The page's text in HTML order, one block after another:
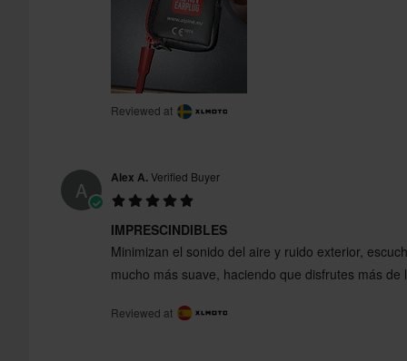
Reviewed at
A Alex A.Verified Buyer
IMPRESCINDIBLES
Minimizan el sonido del aire y ruido exterior,
mucho más suave, haciendo que disfrutes más de
Reviewed at